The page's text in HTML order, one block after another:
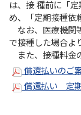
は、接 種前に「
め、「定期接種依
なお、医療機関
で接種した場合よ
また、接種料金
償還払いのご
償還払い 定